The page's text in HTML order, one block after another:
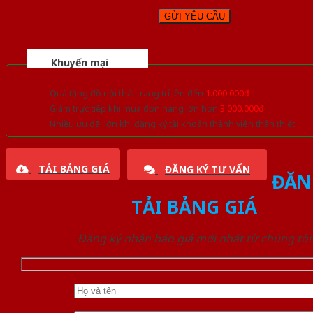
Khuyến mại
Quà tặng đồ nội thất trang trí lên đến 1.000.000đ
Giảm trực tiếp khi mua đơn hàng lớn hơn 3.000.000đ
Nhiều ưu đãi lớn khi đăng ký tài khoản thành viên thân thiết
TẢI BẢNG GIÁ ĐĂNG KÝ TƯ VẤN
TẢI BẢNG GIÁ
Đăng ký nhận báo giá mới nhất từ chúng tôi